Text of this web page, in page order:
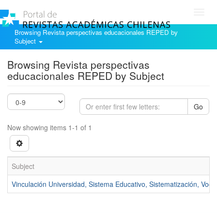
Browsing Revista perspectivas educacionales REPED by
Subject
Browsing Revista perspectivas
educacionales REPED by Subject
Go
Now showing items 1-1 of 1
Subject
Vinculación Universidad, Sistema Educativo, Sistematización,